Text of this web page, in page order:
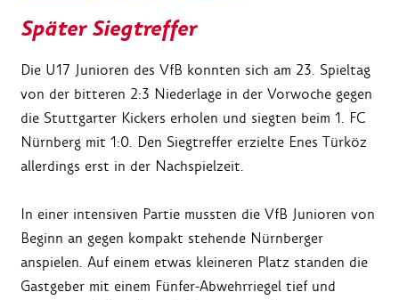
Später Siegtreffer
Die U17 Junioren des VfB konnten sich am 23. Spieltag
von der bitteren 2:3 Niederlage in der Vorwoche gegen
die Stuttgarter Kickers erholen und siegten beim 1. FC
Nürnberg mit 1:0. Den Siegtreffer erzielte Enes Türköz
allerdings erst in der Nachspielzeit.
In einer intensiven Partie mussten die VfB Junioren von
Beginn an gegen kompakt stehende Nürnberger
anspielen. Auf einem etwas kleineren Platz standen die
Gastgeber mit einem Fünfer-Abwehrriegel tief und